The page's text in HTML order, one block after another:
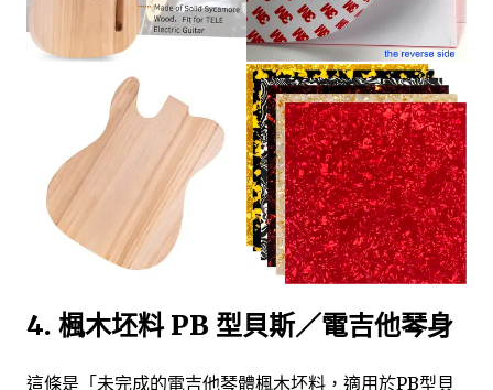
4. 楓木坯料 PB 型貝斯／電吉他琴身
這條是「未完成的電吉他琴體楓木坯料，適用於PB型貝